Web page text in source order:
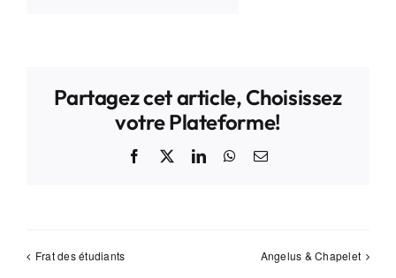
Partagez cet article, Choisissez
votre Plateforme!
Facebook
X LinkedInWhatsApp
Email
Frat des étudiants Angelus & Chapelet